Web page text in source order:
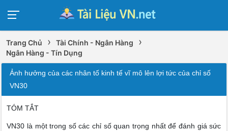
Trang Chủ › Tài Chính - Ngân Hàng ›
Ngân Hàng - Tín Dụng
Ảnh hưởng của các nhân tố kinh tế vĩ mô lên lợi tức của chỉ số
VN30
TÓM TẮT
VN30 là một trong số các chỉ số quan trọng nhất để đánh giá sức